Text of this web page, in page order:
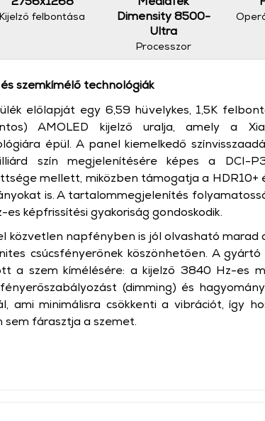
Kijelző felbontása
Dimensity 8500-
Ultra
Processzor
és szemkímélő technológiák
előlapját egy 6,59 hüvelykes, 1,5K
AMOLED kijelző uralja, amely a
épül. A panel kiemelkedő
szín megjelenítésére képes a DCI-
mellett, miközben támogatja a HDR10+
is. A tartalommegjelenítés
es képfrissítési gyakoriság gondoskodik.
közvetlen napfényben is jól olvasható marad
csúcsfényerőnek köszönhetően. A
a szem kímélésére: a kijelző 3840 Hz-es
(dimming) és
ami minimálisra csökkenti a vibrációt, így
sem fárasztja a szemet.